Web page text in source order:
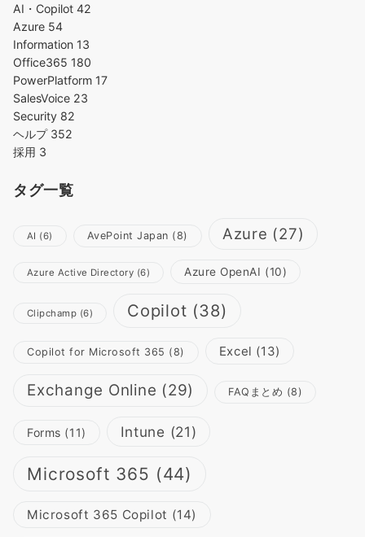
AI・Copilot 42
Azure 54
Information 13
Office365 180
PowerPlatform 17
SalesVoice 23
Security 82
ヘルプ 352
採用 3
タグ一覧
AI (6) AvePoint Japan (8) Azure (27)
Azure Active Directory (6) Azure OpenAI (10)
Clipchamp (6) Copilot (38)
Copilot for Microsoft 365 (8) Excel (13)
Exchange Online (29) FAQまとめ (8)
Forms (11) Intune (21)
Microsoft 365 (44)
Microsoft 365 Copilot (14)